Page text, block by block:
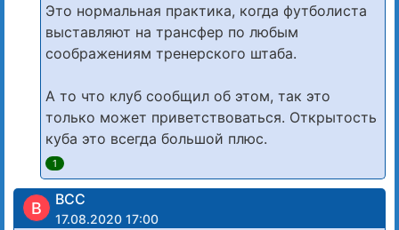
Это нормальная практика, когда футболиста
выставляют на трансфер по любым
соображениям тренерского штаба.
А то что клуб сообщил об этом, так это
только может приветствоваться. Открытость
куба это всегда большой плюс.
1
B BCC
17.08.2020 17:00